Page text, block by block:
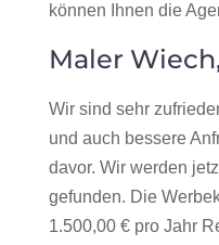
können Ihnen die
Maler
Wir sind sehr
und auch bessere
davor. Wir werden
gefunden. Die
1.500,00 € pro Jahr